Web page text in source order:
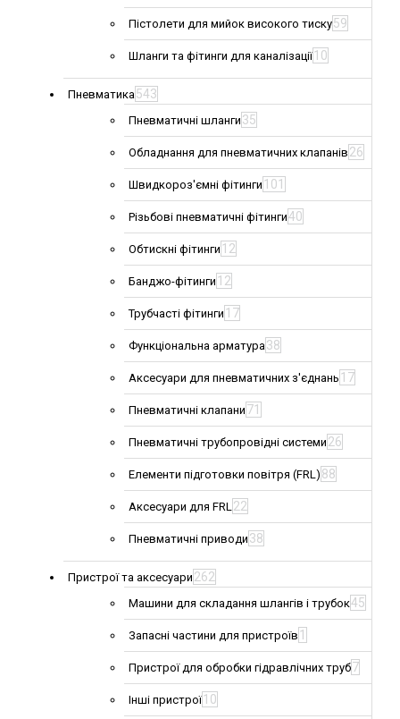
Пістолети для мийок високого тиску59
Шланги та фітинги для каналізації 10
Пневматика543
Пневматичні шланги 35
Обладнання для пневматичних клапанів 26
Швидкороз'ємні фітинги 101
Різьбові пневматичні фітинги40
Обтискні фітинги 12
Банджо-фітинги 12
Трубчасті фітинги 17
Функціональна арматура38
Аксесуари для пневматичних з'єднань 17
Пневматичні клапани 71
Пневматичні трубопровідні системи 26
Елементи підготовки повітря (FRL) 88
Аксесуари для FRL22
Пневматичні приводи 38
Пристрої та аксесуари 262
Машини для складання шлангів і трубок45
Запасні частини для пристроїв 1
Пристрої для обробки гідравлічних труб7
Інші пристрої 10